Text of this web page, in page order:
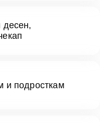
десен,
и подросткам